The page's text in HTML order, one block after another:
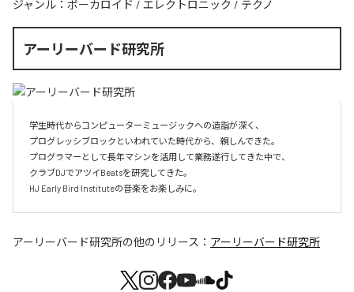
ジャンル： ボーカロイド / エレクトロニック / テクノ
アーリーバード研究所
学生時代からコンピューターミュージックへの造詣が深く、
プログレッシブロックといわれていた時代から、親しんできた。
プログラマーとして長年マシンを活用して業務遂行してきた中で、
クラブDJでアツイBeatsを研究してきた。
HJ Early Bird Instituteの音楽をお楽しみに。
アーリーバード研究所の他のリリース： アーリーバード研究所